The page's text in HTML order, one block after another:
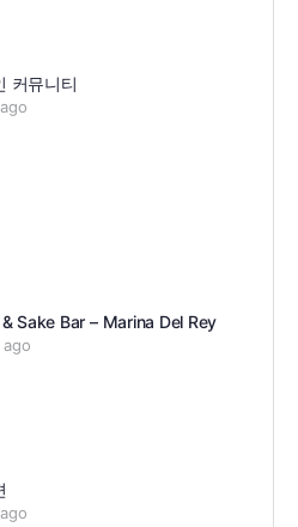
커뮤니티
Sake Bar – Marina Del Rey